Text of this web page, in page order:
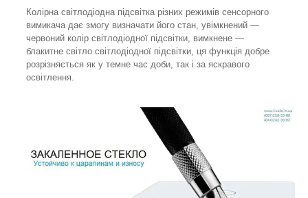
Колірна світлодіодна підсвітка різних режимів сенсорного
вимикача дає змогу визначати його стан, увімкнений —
червоний колір світлодіодної підсвітки, вимкнене —
блакитне світло світлодіодної підсвітки, ця функція добре
розрізняється як у темне час доби, так і за яскравого
освітлення.